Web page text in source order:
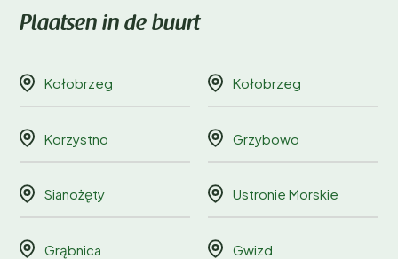
Plaatsen in de buurt
Kołobrzeg Kołobrzeg
Korzystno Grzybowo
Sianożęty Ustronie Morskie
Grąbnica Gwizd